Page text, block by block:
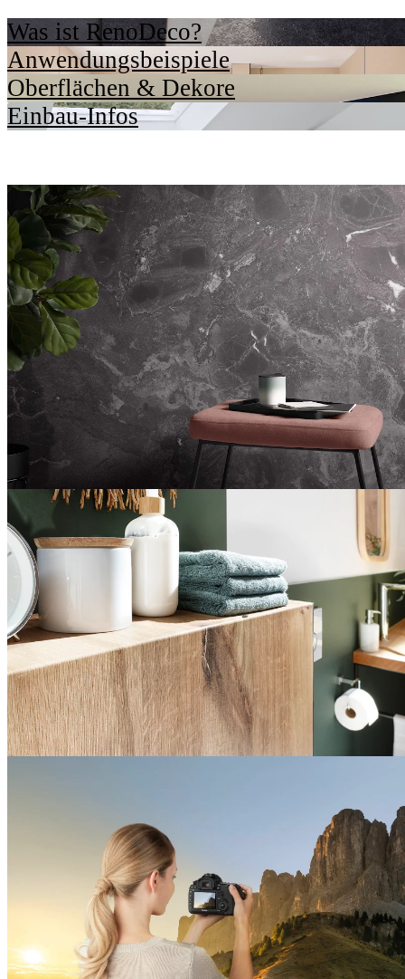
Was ist RenoDeco?
Anwendungsbeispiele
Oberflächen & Dekore
Einbau-Infos